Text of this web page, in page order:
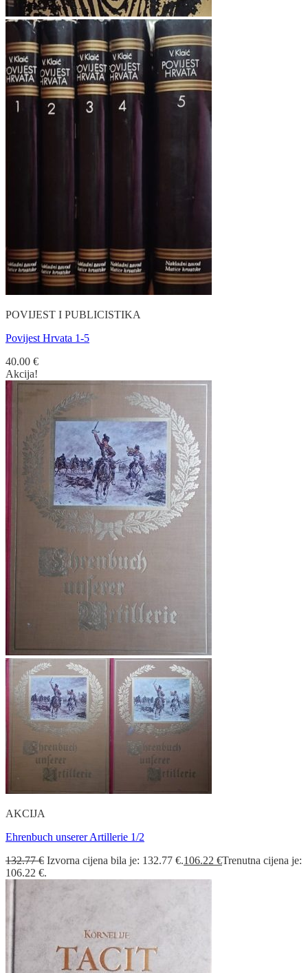
POVIJEST I PUBLICISTIKA
Povijest Hrvata 1-5
40.00 €
Akcija!
AKCIJA
Ehrenbuch unserer Artillerie 1/2
132.77€ Izvorna cijena bila je: 132.77 €.106.22 €Trenutna cijena je:
106.22 €.